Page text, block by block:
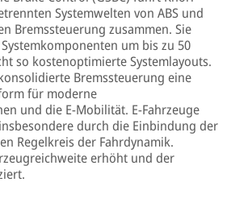
Systemwelten von ABS und
Bremssteuerung zusammen. Sie
um bis zu 50
so kostenoptimierte Systemlayouts.
Bremssteuerung eine
für moderne
und die E-Mobilität. E-Fahrzeuge
durch die Einbindung der
Regelkreis der Fahrdynamik.
erhöht und der